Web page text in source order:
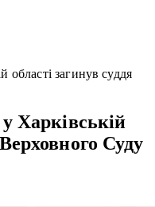
області загинув суддя
Харківській
Суду